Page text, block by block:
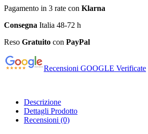
Pagamento in 3 rate con Klarna
Consegna Italia 48-72 h
Reso Gratuito con PayPal
Recensioni GOOGLE Verificate
Descrizione
Dettagli Prodotto
Recensioni (0)